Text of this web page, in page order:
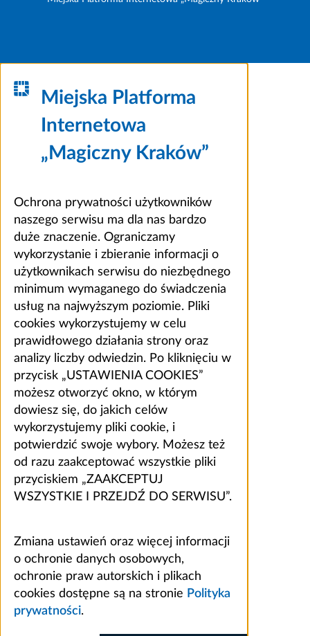
Miejska Platforma
Internetowa
„Magiczny Kraków”
Ochrona prywatności użytkowników
naszego serwisu ma dla nas bardzo
duże znaczenie. Ograniczamy
wykorzystanie i zbieranie informacji o
użytkownikach serwisu do niezbędnego
minimum wymaganego do świadczenia
usług na najwyższym poziomie. Pliki
cookies wykorzystujemy w celu
prawidłowego działania strony oraz
analizy liczby odwiedzin. Po kliknięciu w
przycisk „USTAWIENIA COOKIES”
możesz otworzyć okno, w którym
dowiesz się, do jakich celów
wykorzystujemy pliki cookie, i
potwierdzić swoje wybory. Możesz też
od razu zaakceptować wszystkie pliki
przyciskiem „ZAAKCEPTUJ
WSZYSTKIE I PRZEJDŹ DO SERWISU”.
Zmiana ustawień oraz więcej informacji
o ochronie danych osobowych,
ochronie praw autorskich i plikach
cookies dostępne są na stronie Polityka
prywatności.